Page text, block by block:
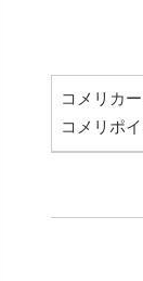
コメリカ
コメリポ